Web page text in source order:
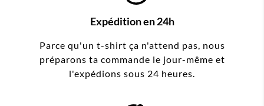
Expédition en 24h
Parce qu'un t-shirt ça n'attend pas, nous
préparons ta commande le jour-même et
l'expédions sous 24 heures.